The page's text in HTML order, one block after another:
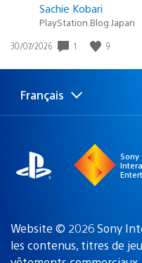
Sachie Kobari
PlayStation.Blog Japan
Date
publication
30/07/2026 1 9
Choisir
une
Région
actuelle
Français
Sony
Website © 2026 Sony
les contenus, titres de